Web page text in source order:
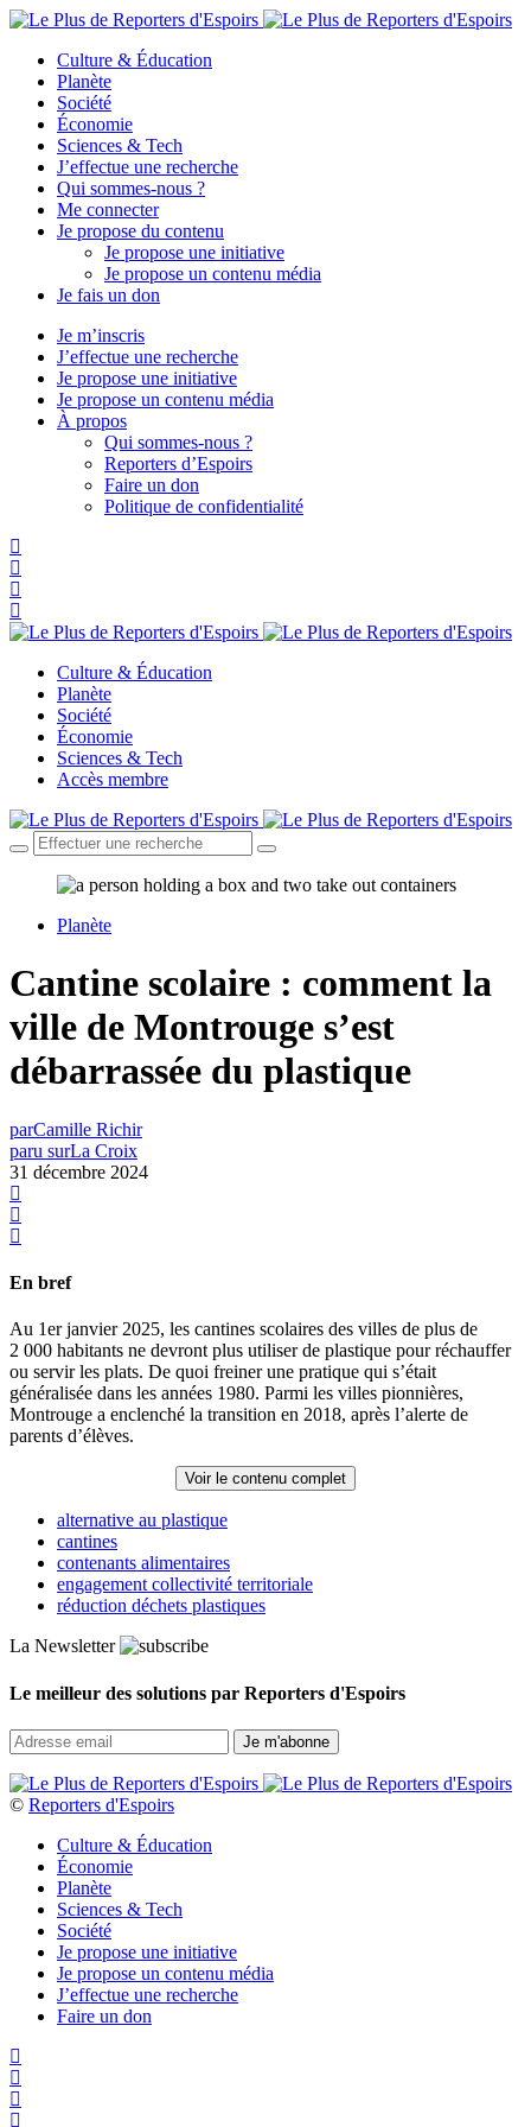
Culture & Éducation
Planète
Société
Économie
Sciences & Tech
J’effectue une recherche
Qui sommes-nous ?
Me connecter
Je propose du contenu
Je propose une initiative
Je propose un contenu média
Je fais un don
Je m’inscris
J’effectue une recherche
Je propose une initiative
Je propose un contenu média
À propos
Qui sommes-nous ?
Reporters d’Espoirs
Faire un don
Politique de confidentialité
Culture & Éducation
Planète
Société
Économie
Sciences & Tech
Accès membre
Planète
Cantine scolaire : comment la
ville de Montrouge s’est
débarrassée du plastique
parCamille Richir
paru surLa Croix
31 décembre 2024
En bref
Au 1er janvier 2025, les cantines scolaires des villes de plus de
2 000 habitants ne devront plus utiliser de plastique pour réchauffer
ou servir les plats. De quoi freiner une pratique qui s’était
généralisée dans les années 1980. Parmi les villes pionnières,
Montrouge a enclenché la transition en 2018, après l’alerte de
parents d’élèves.
Voir le contenu complet
alternative au plastique
cantines
contenants alimentaires
engagement collectivité territoriale
réduction déchets plastiques
La Newsletter
Le meilleur des solutions par Reporters d'Espoirs
© Reporters d'Espoirs
Culture & Éducation
Économie
Planète
Sciences & Tech
Société
Je propose une initiative
Je propose un contenu média
J’effectue une recherche
Faire un don